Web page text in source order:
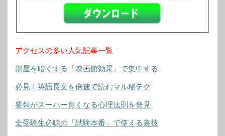
アクセスの多い人気記事一覧
部屋を暗くする「映画館効果」で集中する
必見！英語長文を倍速で読むマル秘テク
要領がスーパー良くなる心理法則を発見
全受験生必聴の「試験本番」で使える裏技